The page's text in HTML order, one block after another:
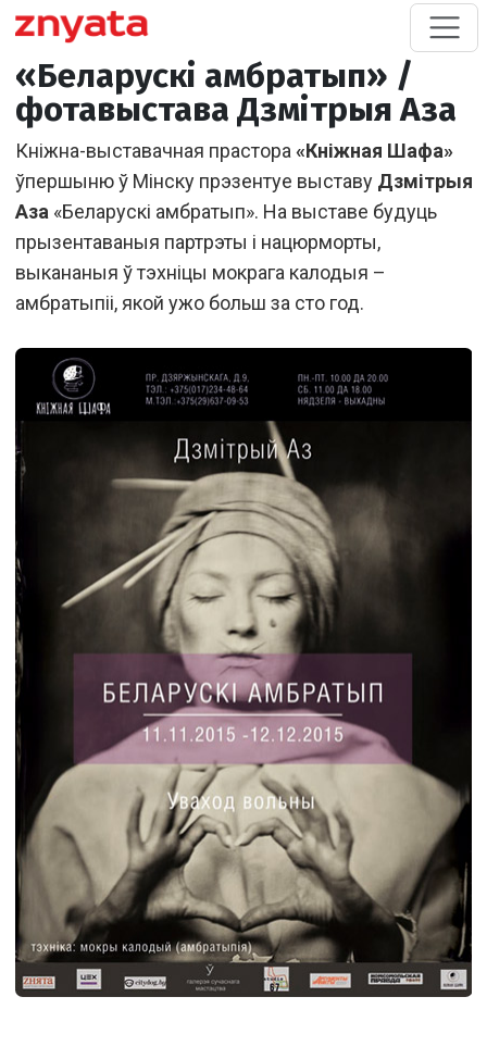
«Беларускі амбратып» /
фотавыстава Дзмітрыя Аза
Кніжна-выставачная прастора «Кніжная Шафа»
ўпершыню ў Мінску прэзентуе выставу Дзмітрыя
Аза «Беларускі амбратып». На выставе будуць
прызентаваныя партрэты і нацюрморты,
выкананыя ў тэхніцы мокрага калодыя –
амбратыпіі, якой ужо больш за сто год.